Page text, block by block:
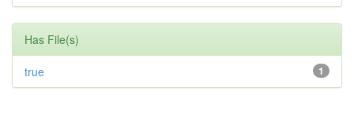
Has File(s)
1
true